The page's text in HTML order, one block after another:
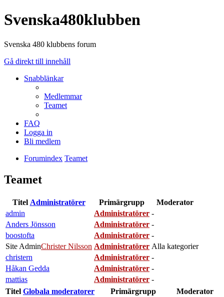
Svenska480klubben
Svenska 480 klubbens forum
Gå direkt till innehåll
Snabblänkar
Medlemmar
Teamet
FAQ
Logga in
Bli medlem
Forumindex Teamet
Teamet
Titel Administratörer Primärgrupp
Moderator
admin
Administratörer -
Anders Jönsson
Administratörer -
boostofta
Administratörer -
Site AdminChrister Nilsson Administratörer Alla kategorier
christern
Administratörer -
Håkan Gedda
Administratörer -
mattias
Administratörer -
Titel Globala moderatorer Primärgrupp
Moderator